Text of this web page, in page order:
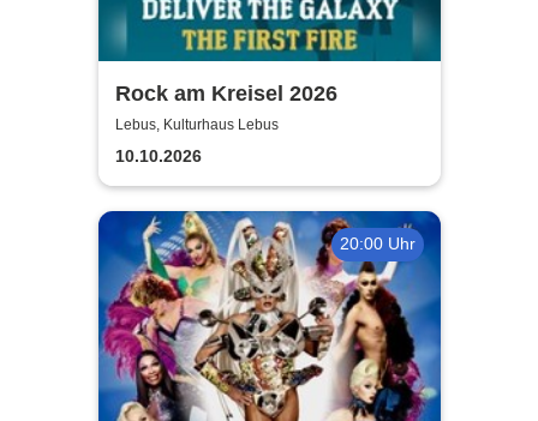
Rock am Kreisel 2026
Lebus, Kulturhaus Lebus
10.10.2026
20:00 Uhr